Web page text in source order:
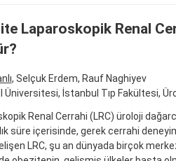
Laparoskopik Renal
, Selçuk Erdem, Rauf Naghiyev
Üniversitesi, İstanbul Tıp Fakültesi,
Renal Cerrahi (LRC) üroloji
süre içerisinde, gerek cerrahi
LRC, şu an dünyada birçok